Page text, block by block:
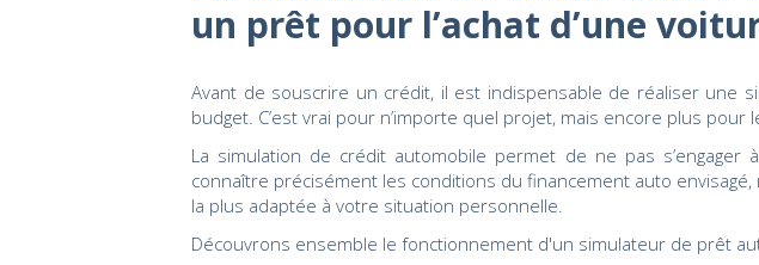
un prêt pour l’achat d’une
Avant de souscrire un crédit, il est indispensable de réaliser une
budget. C’est vrai pour n’importe quel projet, mais encore plus pour
La simulation de crédit automobile permet de ne pas
connaître précisément les conditions du financement auto
la plus adaptée à votre situation personnelle.
Découvrons ensemble le fonctionnement d'un simulateur de prêt